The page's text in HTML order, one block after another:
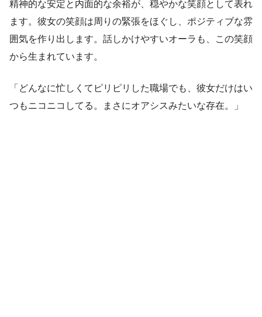
精神的な安定と内面的な余裕が、穏やかな笑顔として表れ
ます。彼女の笑顔は周りの緊張をほぐし、ポジティブな雰
囲気を作り出します。話しかけやすいオーラも、この笑顔
から生まれています。
「どんなに忙しくてピリピリした職場でも、彼女だけはい
つもニコニコしてる。まさにオアシスみたいな存在。」